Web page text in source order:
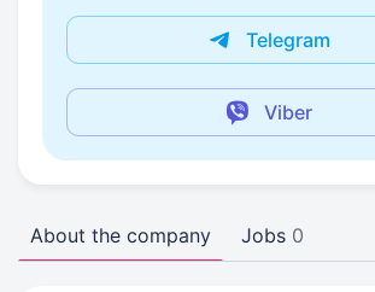
Telegram
Viber
About the company Jobs 0